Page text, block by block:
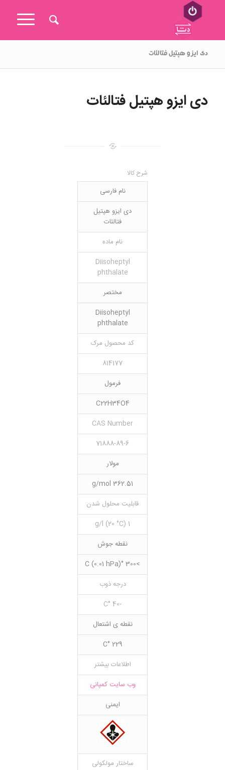
دی ایزو هپتیل فتالئات
دی ایزو هپتیل فتالئات
شرح کالا
نام فارسی
دی ایزو هپتیل
فتالئات
نام ماده
Diisoheptyl
phthalate
مختصر
Diisoheptyl
phthalate
کد محصول مرک
814177
فرمول
C22H34O4
CAS Number
71888-89-6
مولار
362.51 g/mol
قابلیت محلول شدن
1 g/l (20 °C)
نقطه جوش
>300 °C (0.01 hPa)
درجه ذوب
-40 °C
نقطه ی اشتعال
229 °C
اطلاعات بیشتر
وب سایت کمپانی
ایمنی
ساختار مولکولی